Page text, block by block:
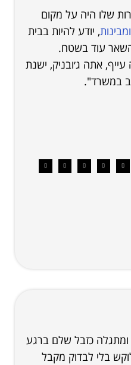
שלו היה על מקום
, יודע להיות בבית
עוד בשטח.
אתה ג׳ובניק, ישנת
במשרד".
כזבל שלם ברגע
בלי לבדוק מקבל